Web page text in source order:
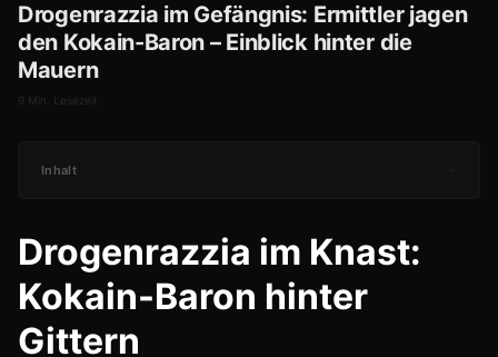
Drogenrazzia im Gefängnis: Ermittler jagen
den Kokain-Baron – Einblick hinter die
Mauern
9 Min. Lesezeit
Inhalt
Drogenrazzia im Knast:
Kokain-Baron hinter
Gittern